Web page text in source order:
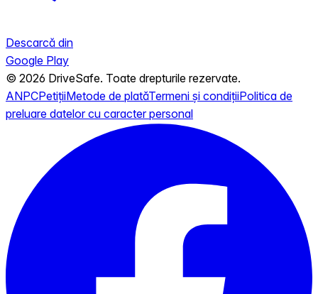
Descarcă din
Google Play
© 2026 DriveSafe. Toate drepturile rezervate.
ANPCPetițiiMetode de platăTermeni și condițiiPolitica de
preluare datelor cu caracter personal